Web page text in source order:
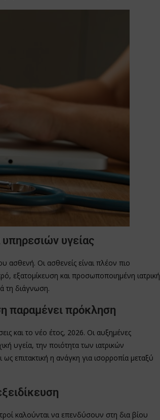
υγείας
ασθενή. Οι ασθενείς είναι πλέον πιο
εξατομίκευση και προσωποποιημένη ιατρική
τη διάγνωση.
παραμένει πρόκληση
και το νέο έτος, 2026. Οι αυξημένες
υγεία, την ποιότητα των ιατρικών
επιτακτική η ανάγκη για ισορροπία μεταξύ
καλούνται να επενδύσουν στη δια βίου